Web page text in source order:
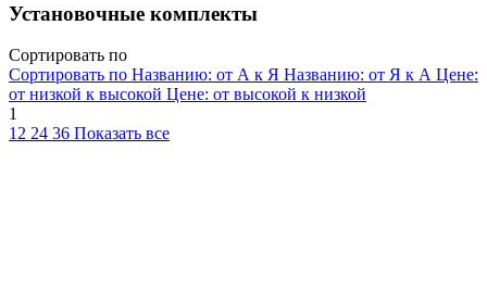
Установочные комплекты
Сортировать по
Сортировать по Названию: от А к Я Названию: от Я к А Цене:
от низкой к высокой Цене: от высокой к низкой
1
12 24 36 Показать все